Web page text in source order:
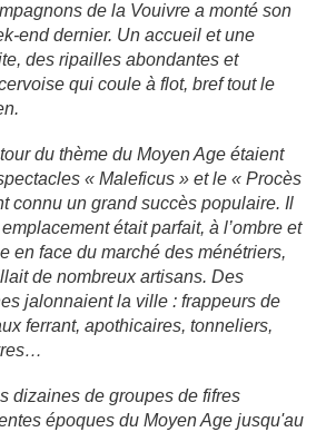
de la Vouivre a monté son
end dernier. Un accueil et une
des ripailles abondantes et
qui coule à flot, bref tout le
du thème du Moyen Age étaient
« Maleficus » et le « Procès
connu un grand succès populaire. Il
était parfait, à l’ombre et
en face du marché des ménétriers,
de nombreux artisans. Des
jalonnaient la ville : frappeurs de
ferrant, apothicaires, tonneliers,
dizaines de groupes de fifres
époques du Moyen Age jusqu'au